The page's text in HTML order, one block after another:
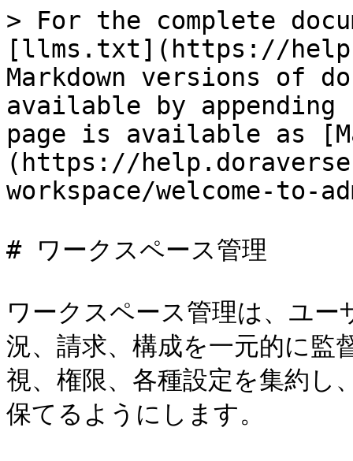
> For the complete
[llms.txt](https://
Markdown versions of
available by
page is available as
(https://
workspace/welcome-to-
# ワークスペース管理
ワークスペース管理は、ユ
況、請求、構成を一元的に監
視、権限、各種設定を集約し
保てるようにします。